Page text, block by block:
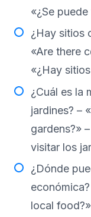
«¿Se
¿Hay sitios
«Are there
«¿Hay
¿Cuál es la
jardines? –
gardens?»
visitar los
¿Dónde
local